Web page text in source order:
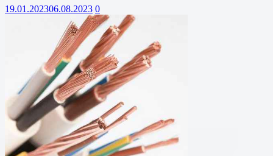
19.01.202306.08.2023 0